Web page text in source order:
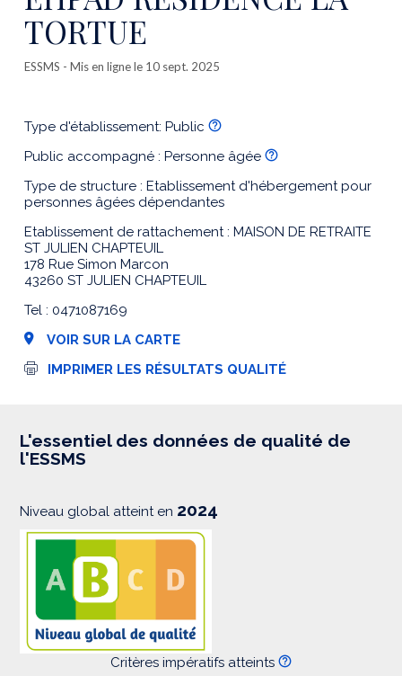
TORTUE
ESSMS - Mis en ligne le 10 sept. 2025
Type d'établissement: Public
Public accompagné : Personne âgée
Type de structure : Etablissement d'hébergement pour
personnes âgées dépendantes
Etablissement de rattachement : MAISON DE RETRAITE
ST JULIEN CHAPTEUIL
178 Rue Simon Marcon
43260 ST JULIEN CHAPTEUIL
Tel : 0471087169
VOIR SUR LA CARTE
I
s
i
IMPRIMER LES RÉSULTATS QUALITÉ
L'essentiel des données de qualité de
l'ESSMS
Niveau global atteint en 2024
Critères impératifs atteints